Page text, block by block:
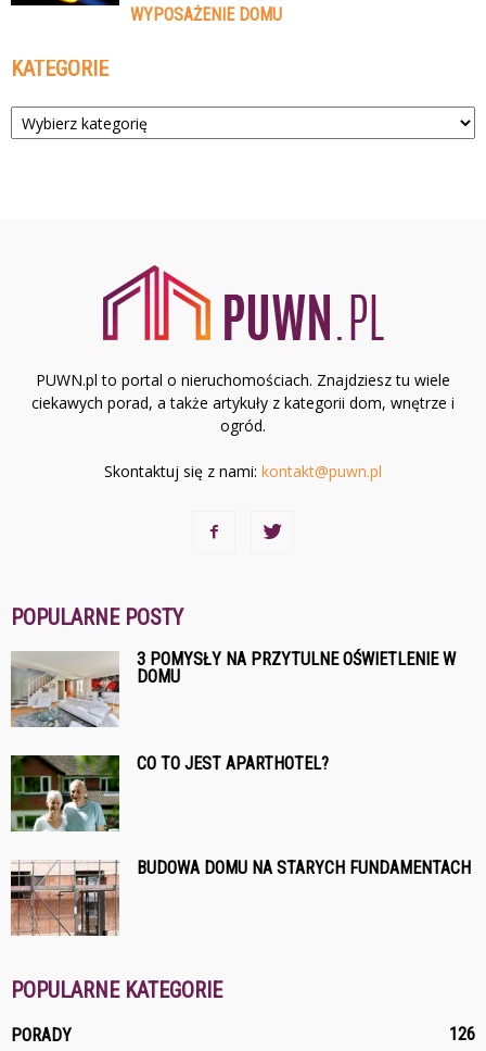
WYPOSAŻENIE DOMU
KATEGORIE
Kategorie
PUWN.pl to portal o nieruchomościach. Znajdziesz tu wiele
ciekawych porad, a także artykuły z kategorii dom, wnętrze i
ogród.
Skontaktuj się z nami: kontakt@puwn.pl
POPULARNE POSTY
3 POMYSŁY NA PRZYTULNE OŚWIETLENIE W
DOMU
CO TO JEST APARTHOTEL?
BUDOWA DOMU NA STARYCH FUNDAMENTACH
POPULARNE KATEGORIE
PORADY 126